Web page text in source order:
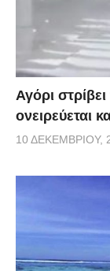
Αγόρι
ονειρεύεται
10 ΔΕΚΕΜΒΡΊΟΥ,